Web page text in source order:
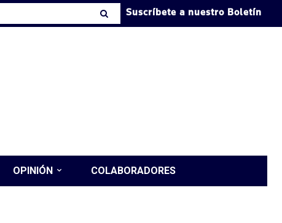
Suscríbete a nuestro Boletín
OPINIÓN COLABORADORES